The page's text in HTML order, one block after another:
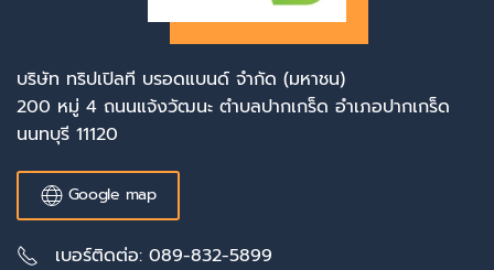
บริษัท ทริปเปิลที บรอดแบนด์ จำกัด (มหาชน)
200 หมู่ 4 ถนนแจ้งวัฒนะ ตำบลปากเกร็ด อำเภอปากเกร็ด
นนทบุรี 11120
Google map
เบอร์ติดต่อ: 089-832-5899